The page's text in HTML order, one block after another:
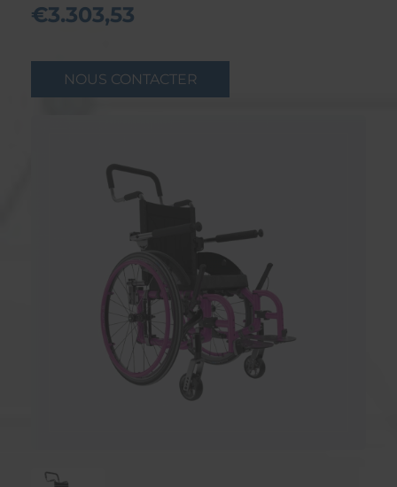
€3.303,53
NOUS CONTACTER